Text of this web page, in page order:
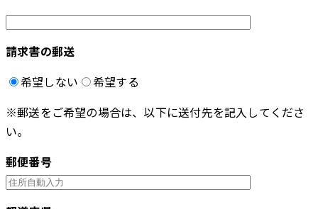
請求書の郵送
希望しない
希望する
※郵送をご希望の場合は、以下に送付先を記入してくださ
い。
郵便番号